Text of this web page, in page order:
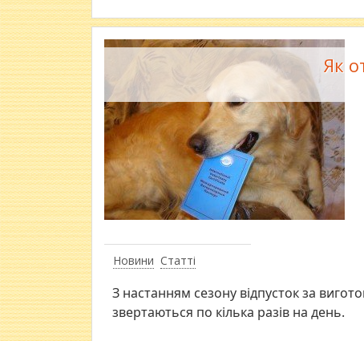
Новини Статті
Як
З настанням сезону відпусток за
звертаються по кілька разів на день.